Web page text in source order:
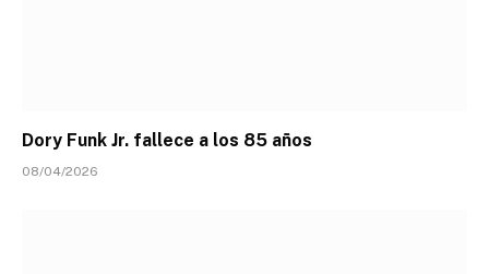
Dory Funk Jr. fallece a los 85 años
08/04/2026